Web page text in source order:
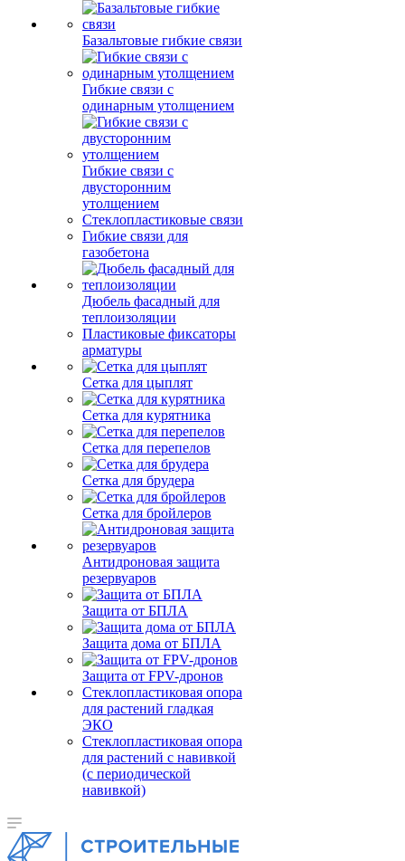
Базальтовые гибкие связи
Гибкие связи с
одинарным утолщением
Гибкие связи с
двусторонним
утолщением
Стеклопластиковые связи
Гибкие связи для
газобетона
Дюбель фасадный для
теплоизоляции
Пластиковые фиксаторы
арматуры
Сетка для цыплят
Сетка для курятника
Сетка для перепелов
Сетка для брудера
Сетка для бройлеров
Антидроновая защита
резервуаров
Защита от БПЛА
Защита дома от БПЛА
Защита от FPV-дронов
Стеклопластиковая опора
для растений гладкая
ЭКО
Стеклопластиковая опора
для растений с навивкой
(с периодической
навивкой)